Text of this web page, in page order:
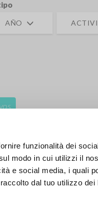
funzionalità dei
modo in cui utilizzi il
e social media, i quali
dal tuo utilizzo dei
AÑO